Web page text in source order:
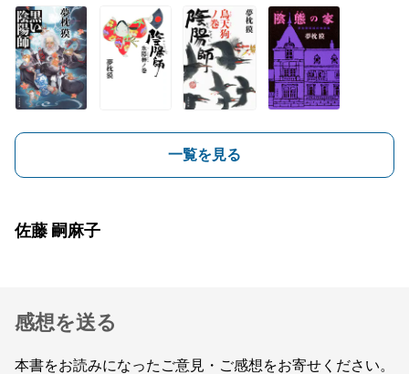
一覧を見る
佐藤 嗣麻子
感想を送る
本書をお読みになったご意見・ご感想をお寄せください。